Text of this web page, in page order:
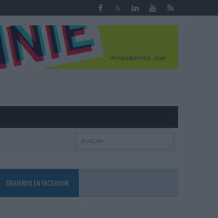
SÍGUENOS EN FACEBOOK